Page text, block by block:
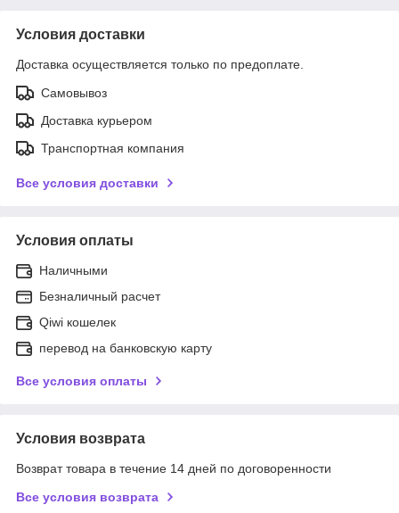
Условия доставки
Доставка осуществляется только по предоплате.
Самовывоз
Доставка курьером
Транспортная компания
Все условия доставки
Условия оплаты
Наличными
Безналичный расчет
Qiwi кошелек
перевод на банковскую карту
Все условия оплаты
Условия возврата
Возврат товара в течение 14 дней по договоренности
Все условия возврата